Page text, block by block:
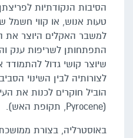
הסיבות הנקודתיות
טעות אנוש, או קווי חשמל
למשבר האקלים היוצר
התפתחותן לשריפות ענק
שיוצר קושי גדול
לצורותיה לבין השינוי
הוביל חוקרים לכנות את
(Pyrocene, תקופת האש).
באוסטרליה, בצורת